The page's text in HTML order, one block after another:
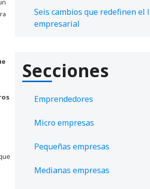
Seis cambios que redefinen el
empresarial
Secciones
Emprendedores
Micro empresas
Pequeñas empresas
Medianas empresas